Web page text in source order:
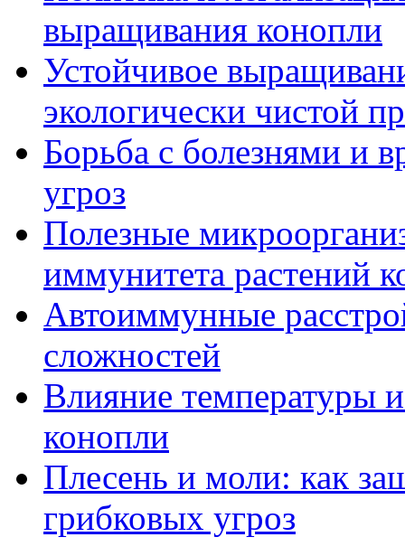
выращивания конопли
Устойчивое
экологически чистой
Борьба с болезнями и
угроз
Полезные
иммунитета растений
Автоиммунные
сложностей
Влияние температуры
конопли
Плесень и моли: как
грибковых угроз